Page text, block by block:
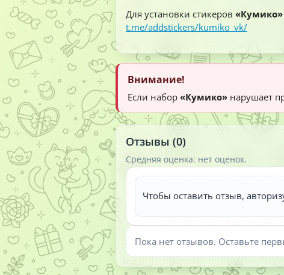
Для установки стикеров «Кумико»
t.me/addstickers/kumiko_vk/
Внимание!
Если набор «Кумико» нарушает
Отзывы (0)
Средняя оценка: нет оценок.
Чтобы оставить отзыв,
Пока нет отзывов. Оставьте